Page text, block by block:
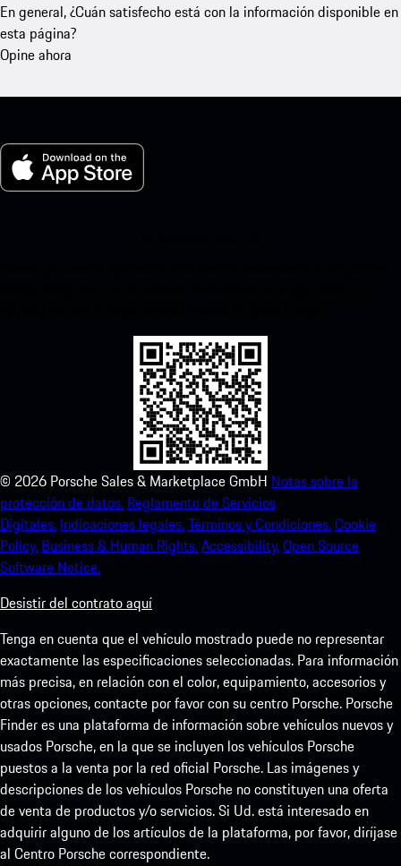
En general, ¿Cuán satisfecho está con la información disponible en
esta página?
Opine ahora
© 2026 Porsche Sales & Marketplace GmbH Notas sobre la
protección de datos. Reglamento de Servicios
Digitales. Indicaciones legales.Términos y Condiciones.Cookie
Policy. Business & Human Rights.Accessibility.Open Source
Software Notice.
Desistir del contrato aquí
Tenga en cuenta que el vehículo mostrado puede no representar
exactamente las especificaciones seleccionadas. Para información
más precisa, en relación con el color, equipamiento, accesorios y
otras opciones, contacte por favor con su centro Porsche. Porsche
Finder es una plataforma de información sobre vehículos nuevos y
usados Porsche, en la que se incluyen los vehículos Porsche
puestos a la venta por la red oficial Porsche. Las imágenes y
descripciones de los vehículos Porsche no constituyen una oferta
de venta de productos y/o servicios. Si Ud. está interesado en
adquirir alguno de los artículos de la plataforma, por favor, diríjase
al Centro Porsche correspondiente.